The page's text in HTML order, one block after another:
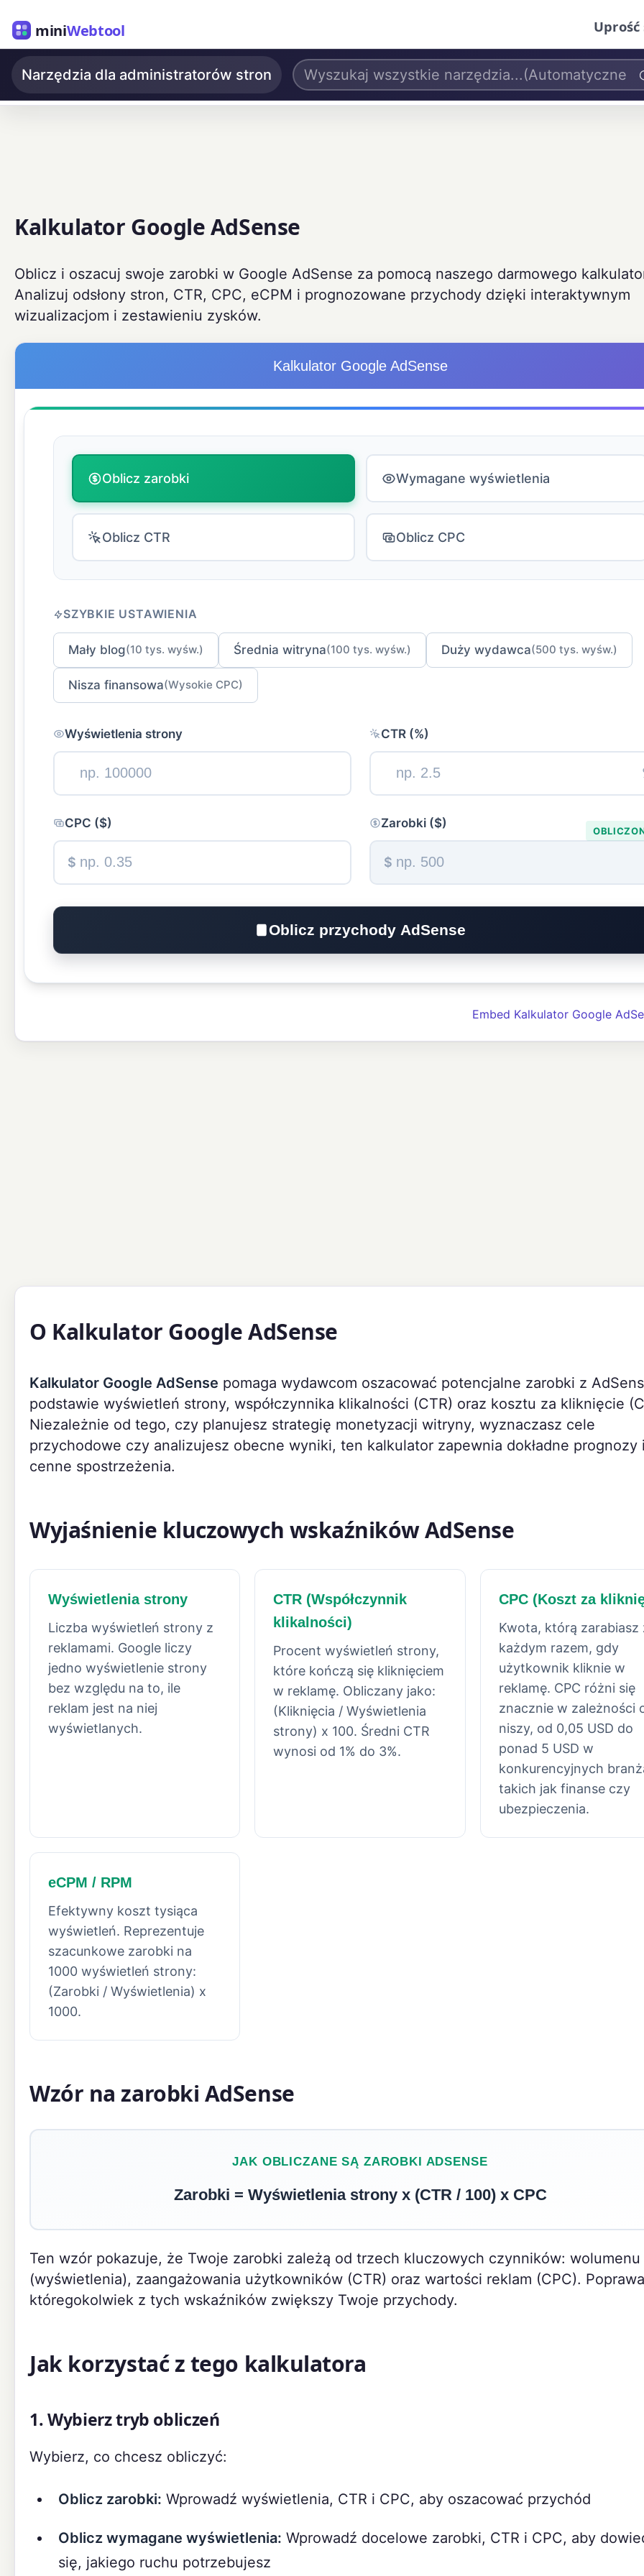
miniWebtool
Narzędzia dla administratorów stron
Kalkulator Google AdSense
Oblicz i oszacuj swoje zarobki w Google AdSense za pomocą naszego darmowego
Analizuj odsłony stron, CTR, CPC, eCPM i prognozowane przychody dzięki interaktywnym
wizualizacjom i zestawieniu zysków.
Kalkulator Google AdSense
Oblicz zarobki Wymagane wyświetlenia
Oblicz CTR Oblicz CPC
SZYBKIE USTAWIENIA
Mały blog(10 tys. wyśw.) Średnia witryna(100 tys. wyśw.) Duży wydawca(500 tys. wyśw.)
Nisza finansowa(Wysokie CPC)
Wyświetlenia strony CTR (%)
CPC ($)
$
Zarobki ($)
$
Oblicz przychody AdSense
Embed Kalkulator Google
O Kalkulator Google AdSense
Kalkulator Google AdSense pomaga wydawcom oszacować potencjalne zarobki z
podstawie wyświetleń strony, współczynnika klikalności (CTR) oraz kosztu za kliknięcie
Niezależnie od tego, czy planujesz strategię monetyzacji witryny, wyznaczasz cele
przychodowe czy analizujesz obecne wyniki, ten kalkulator zapewnia dokładne prognozy
cenne spostrzeżenia.
Wyjaśnienie kluczowych wskaźników AdSense
Wyświetlenia strony
Liczba wyświetleń strony z
reklamami. Google liczy
jedno wyświetlenie strony
bez względu na to, ile
reklam jest na niej
wyświetlanych.
CTR (Współczynnik
klikalności)
Procent wyświetleń strony,
które kończą się kliknięciem
w reklamę. Obliczany jako:
(Kliknięcia / Wyświetlenia
strony) x 100. Średni CTR
wynosi od 1% do 3%.
CPC (Koszt za
Kwota, którą zarabiasz
każdym razem, gdy
użytkownik kliknie w
reklamę. CPC różni się
znacznie w zależności
niszy, od 0,05 USD do
ponad 5 USD w
konkurencyjnych
takich jak finanse czy
ubezpieczenia.
eCPM / RPM
Efektywny koszt tysiąca
wyświetleń. Reprezentuje
szacunkowe zarobki na
1000 wyświetleń strony:
(Zarobki / Wyświetlenia) x
1000.
Wzór na zarobki AdSense
JAK OBLICZANE SĄ ZAROBKI ADSENSE
Zarobki = Wyświetlenia strony x (CTR / 100) x CPC
Ten wzór pokazuje, że Twoje zarobki zależą od trzech kluczowych czynników:
(wyświetlenia), zaangażowania użytkowników (CTR) oraz wartości reklam (CPC). Poprawa
któregokolwiek z tych wskaźników zwiększy Twoje przychody.
Jak korzystać z tego kalkulatora
1. Wybierz tryb obliczeń
Wybierz, co chcesz obliczyć:
Oblicz zarobki: Wprowadź wyświetlenia, CTR i CPC, aby oszacować przychód
Oblicz wymagane wyświetlenia: Wprowadź docelowe zarobki, CTR i CPC, aby
się, jakiego ruchu potrzebujesz